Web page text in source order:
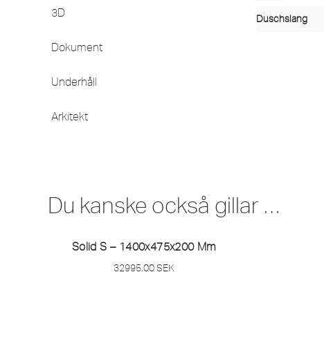
3D
Dokument
Underhåll
Arkitekt
Duschslang
Du kanske också gillar …
Solid S – 1400x475x200 Mm
32995,00SEK